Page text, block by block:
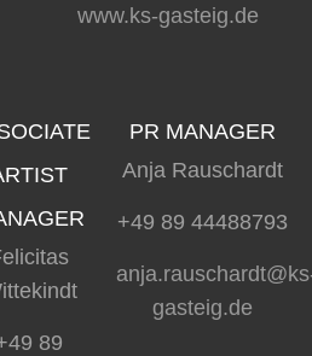
www.ks-gasteig.de
89
PR MANAGER
Anja Rauschardt
+49 89 44488793
gasteig.de